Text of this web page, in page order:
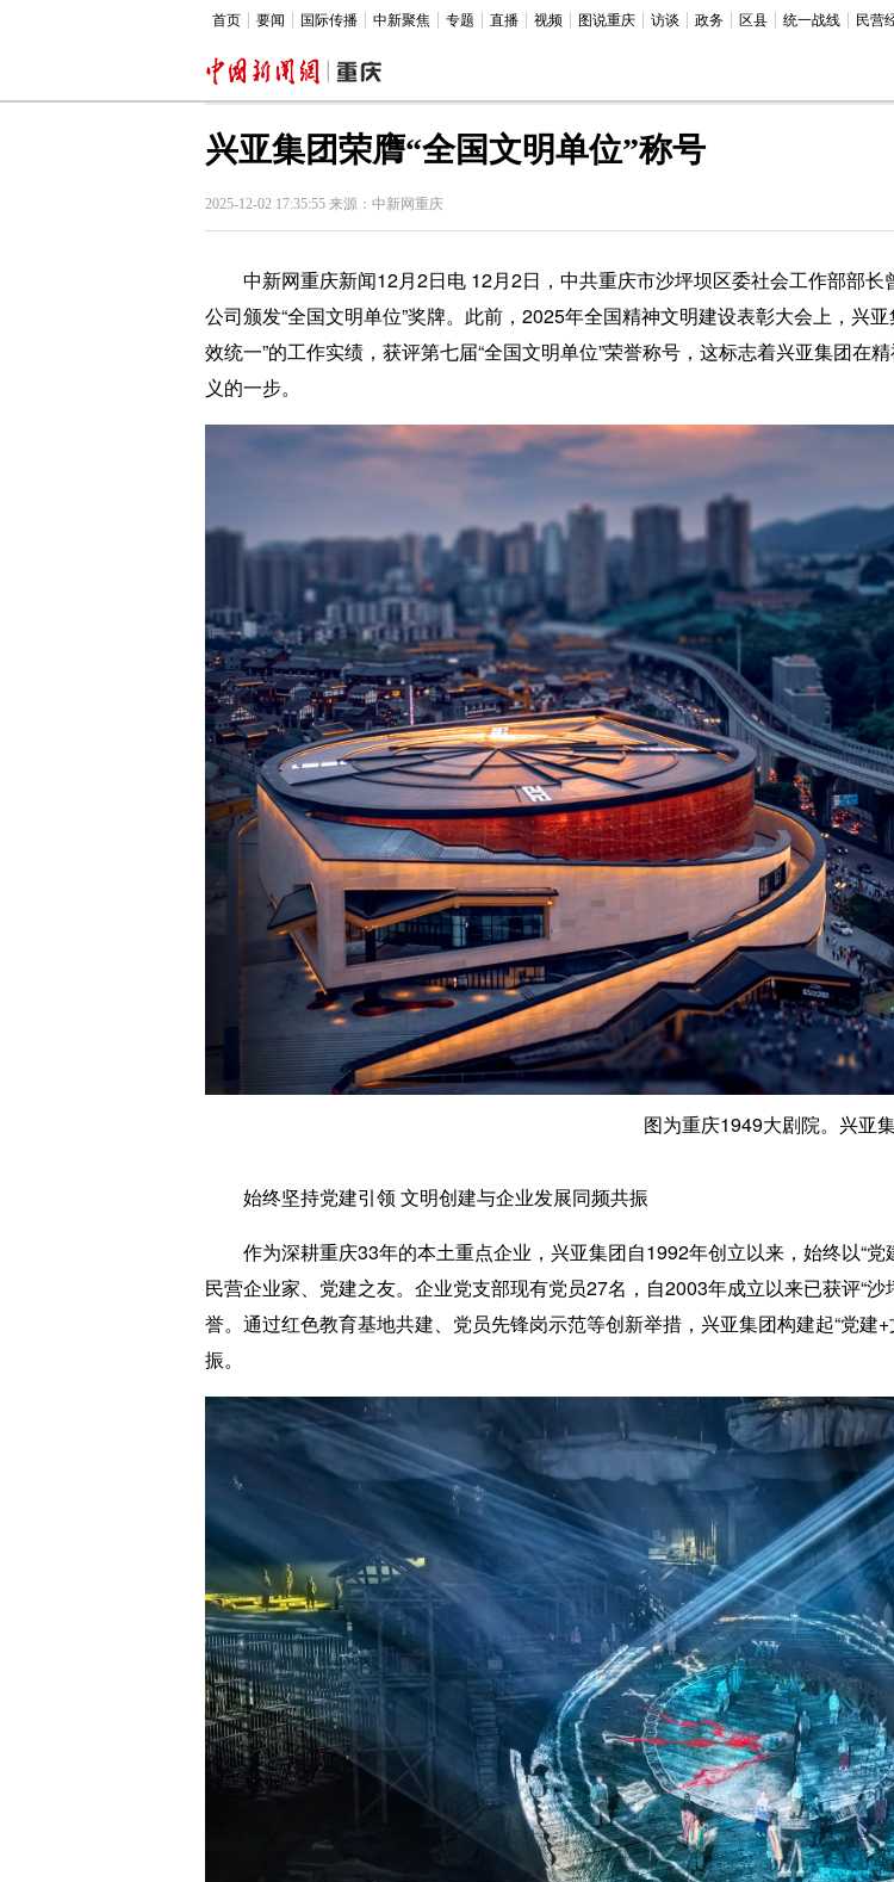
首页 要闻 国际传播 中新聚焦 专题 直播 视频 图说重庆 访谈 政务 区县 统一战线 民营
兴亚集团荣膺“全国文明单位”称号
2025-12-02 17:35:55 来源：中新网重庆
中新网重庆新闻12月2日电 12月2日，中共重庆市沙坪坝区委社会工作部部长
公司颁发“全国文明单位”奖牌。此前，2025年全国精神文明建设表彰大会上，兴
效统一”的工作实绩，获评第七届“全国文明单位”荣誉称号，这标志着兴亚集团
义的一步。
图为重庆1949大剧院。兴亚
始终坚持党建引领 文明创建与企业发展同频共振
作为深耕重庆33年的本土重点企业，兴亚集团自1992年创立以来，始终以“党
民营企业家、党建之友。企业党支部现有党员27名，自2003年成立以来已获评“
誉。通过红色教育基地共建、党员先锋岗示范等创新举措，兴亚集团构建起“党
振。